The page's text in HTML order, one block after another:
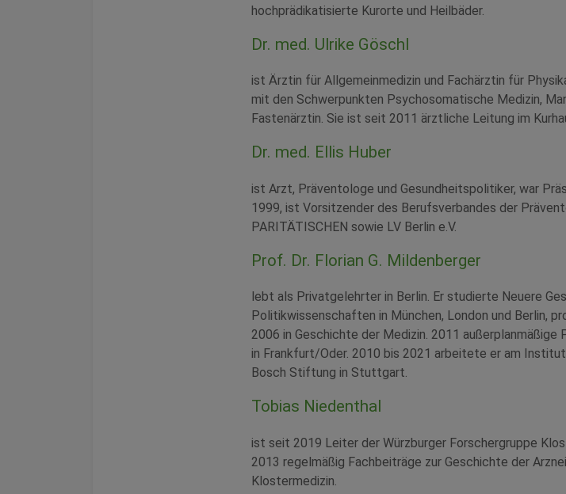
hochprädikatisierte Kurorte und Heilbäder.
Dr. med. Ulrike Göschl
ist Ärztin für Allgemeinmedizin und Fachärztin für
mit den Schwerpunkten Psychosomatische Medizin,
Fastenärztin. Sie ist seit 2011 ärztliche Leitung im
Dr. med. Ellis Huber
ist Arzt, Präventologe und Gesundheitspolitiker, war
1999, ist Vorsitzender des Berufsverbandes der
PARITÄTISCHEN sowie LV Berlin e.V.
Prof. Dr. Florian G. Mildenberger
lebt als Privatgelehrter in Berlin. Er studierte Neuere
Politikwissenschaften in München, London und Berlin,
2006 in Geschichte der Medizin. 2011 außerplanmäßige
in Frankfurt/Oder. 2010 bis 2021 arbeitete er am
Bosch Stiftung in Stuttgart.
Tobias Niedenthal
ist seit 2019 Leiter der Würzburger Forschergruppe
2013 regelmäßig Fachbeiträge zur Geschichte der
Klostermedizin.